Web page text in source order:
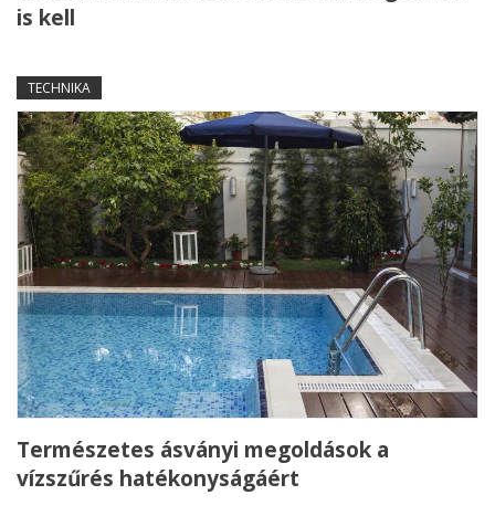
is kell
TECHNIKA
Természetes ásványi megoldások a
vízszűrés hatékonyságáért